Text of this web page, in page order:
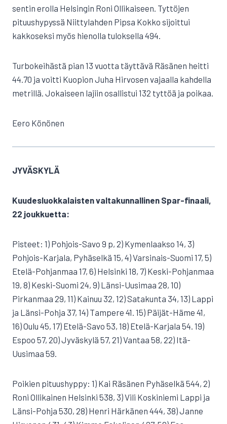
sentin erolla Helsingin Roni Ollikaiseen. Tyttöjen
pituushypyssä Niittylahden Pipsa Kokko sijoittui
kakkoseksi myös hienolla tuloksella 494.
Turbokeihästä pian 13 vuotta täyttävä Räsänen heitti
44.70 ja voitti Kuopion Juha Hirvosen vajaalla kahdella
metrillä. Jokaiseen lajiin osallistui 132 tyttöä ja poikaa.
Eero Könönen
JYVÄSKYLÄ
Kuudesluokkalaisten valtakunnallinen Spar-finaali,
22 joukkuetta:
Pisteet: 1) Pohjois-Savo 9 p, 2) Kymenlaakso 14, 3)
Pohjois-Karjala, Pyhäselkä 15, 4) Varsinais-Suomi 17, 5)
Etelä-Pohjanmaa 17, 6) Helsinki 18, 7) Keski-Pohjanmaa
19, 8) Keski-Suomi 24, 9) Länsi-Uusimaa 28, 10)
Pirkanmaa 29, 11) Kainuu 32, 12) Satakunta 34, 13) Lappi
ja Länsi-Pohja 37, 14) Tampere 41. 15) Päijät-Häme 41,
16) Oulu 45, 17) Etelä-Savo 53, 18) Etelä-Karjala 54. 19)
Espoo 57, 20) Jyväskylä 57, 21) Vantaa 58, 22) Itä-
Uusimaa 59.
Poikien pituushyppy: 1) Kai Räsänen Pyhäselkä 544, 2)
Roni Ollikainen Helsinki 538, 3) Vili Koskiniemi Lappi ja
Länsi-Pohja 530, 28) Henri Härkänen 444, 38) Janne